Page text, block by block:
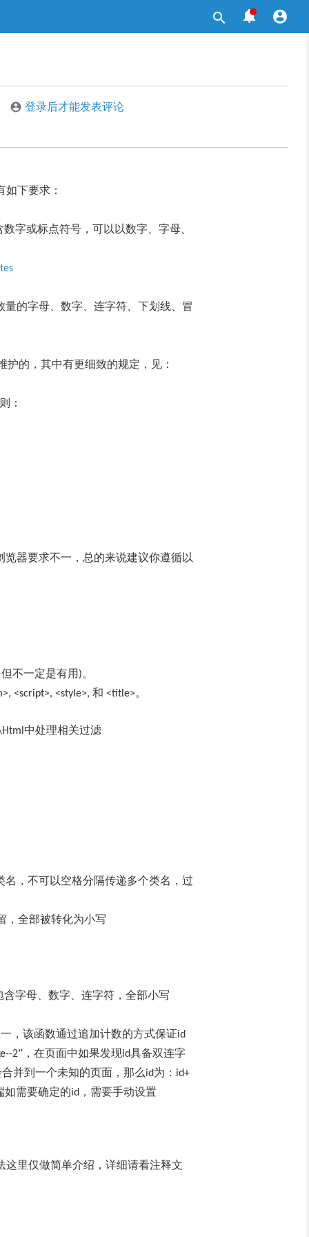



 登录后才能发表评论
如下要求：
字或标点符号，可以以数字、字母、
的字母、数字、连字符、下划线、冒
护的，其中有更细致的规定，见：
：
器要求不一，总的来说建议你遵循以
不一定是有用 )。
<script>, <style>, 和 <title>。
中处理相关过滤
，不可以空格分隔传递多个类名，过
，全部被转化为小写
字母、数字、连字符，全部小写
，该函数通过追加计数的方式保证id
2”，在页面中如果发现id具备双连字
并到一个未知的页面，那么id为： id+
如需要确定的id ，需要手动设置
这里仅做简单介绍，详细请看注释文